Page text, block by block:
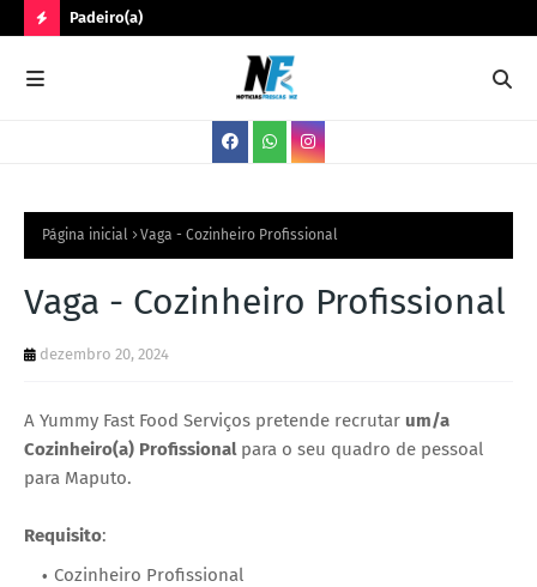
O
V
G
Padeiro(a)
Página inicial Vaga - Cozinheiro Profissional
Vaga - Cozinheiro Profissional
dezembro 20, 2024
A Yummy Fast Food Serviços pretende recrutar um/a
Cozinheiro(a) Profissionalpara o seu quadro de pessoal
para Maputo.
Requisito:
Cozinheiro Profissional